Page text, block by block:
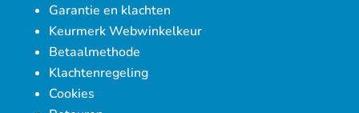
Garantie en klachten
Keurmerk Webwinkelkeur
Betaalmethode
Klachtenregeling
Cookies